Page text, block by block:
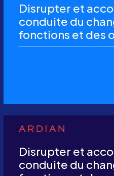
Disrupter et
conduite du
fonctions et des
Disrupter et
conduite du